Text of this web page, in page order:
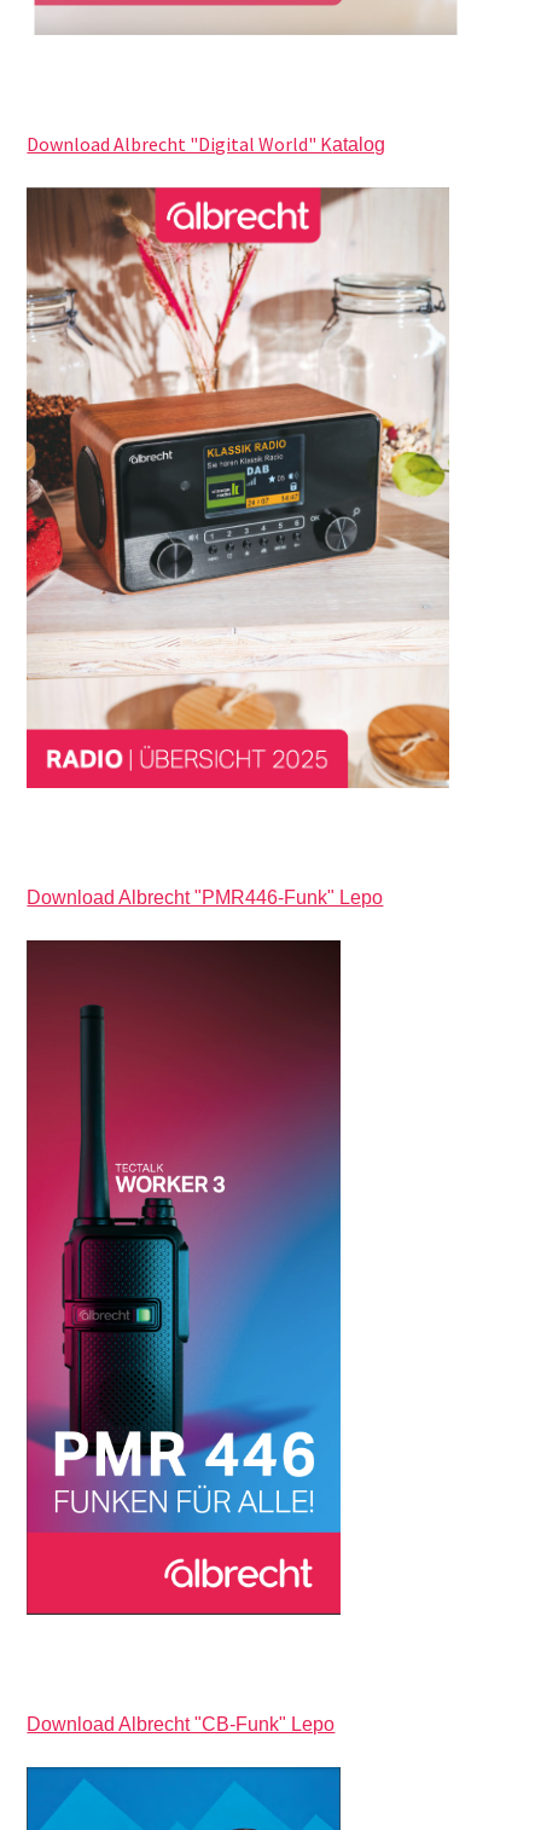
Download Albrecht "Digital World" Katalog
Download Albrecht "PMR446-Funk" Lepo
Download Albrecht "CB-Funk" Lepo